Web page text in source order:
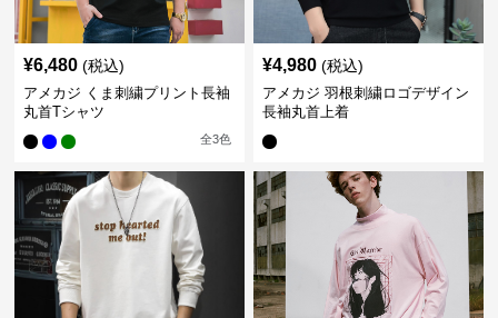
¥6,480 (税込)
アメカジ くま刺繍プリント長袖
丸首Tシャツ
全3色
¥4,980 (税込)
アメカジ 羽根刺繍ロゴデザイン
長袖丸首上着